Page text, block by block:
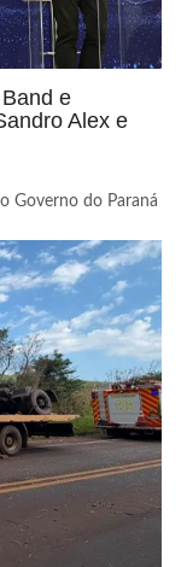
e
Alex e
Governo do Paraná